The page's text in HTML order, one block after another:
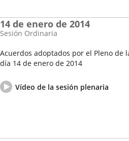
Acuerdos adoptados por el Pleno de
día 14 de enero de 2014
Sesión Ordinaria
del
Pleno
14 de enero de 2014
del
pleno
Vídeo de la sesión plenaria